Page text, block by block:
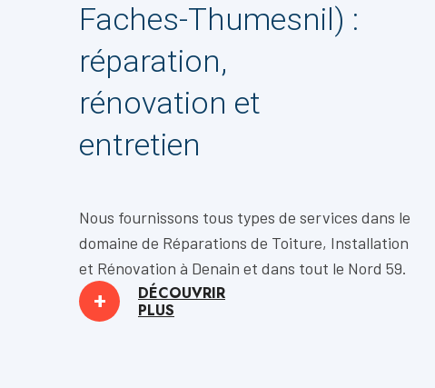
Faches-Thumesnil) :
réparation,
rénovation et
entretien
Nous fournissons tous types de services dans le
domaine de Réparations de Toiture, Installation
et Rénovation à Denain et dans tout le Nord 59.
+
DÉCOUVRIR
PLUS